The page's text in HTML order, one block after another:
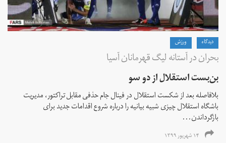
دیدگاه ورزش
بحران در آستانه لیگ قهرمانان آسیا
بن‌بست استقلال از دو سو
بلافاصله بعد از شکست استقلال در فینال جام حذفی مقابل تراکتور، مدیریت
باشگاه استقلال چیزی شبیه بیانیه را درباره شروع اقدامات جدید برای
بازگرداندن...
۱۴ شهریور ۱۳۹۹